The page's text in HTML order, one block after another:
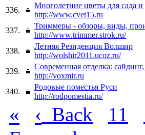
336.
Многолетние цветы для сада и
http://www.cvet15.ru
337.
Триммеры - обзоры, виды,
http://www.trimmer.strok.ru/
338.
Летняя Резиденция Волшир
http://wolshir2011.ucoz.ru/
339.
Современная отделка:
http://voxmir.ru
340.
Родовые поместья Руси
http://rodpomestia.ru/
« ‹ Back 11